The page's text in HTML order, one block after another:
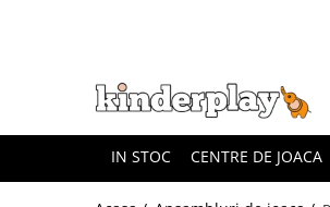
IN STOC CENTRE DE JOACA